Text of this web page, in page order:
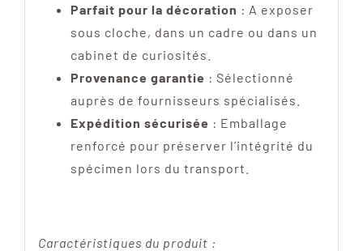
Parfait pour la décoration : A exposer
sous cloche, dans un cadre ou dans un
cabinet de curiosités.
Provenance garantie : Sélectionné
auprès de fournisseurs spécialisés.
Expédition sécurisée : Emballage
renforcé pour préserver l’intégrité du
spécimen lors du transport.
Caractéristiques du produit :